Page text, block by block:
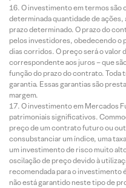
O investimento em termos são
determinada quantidade de ações,
prazo determinado. O prazo do
pelos investidores, obedecendo o
dias corridos. O preço será o valor
correspondente aos juros – que
função do prazo do contrato. Toda
garantia. Essas garantias são
margem.
O investimento em Mercados
patrimoniais significativos.
preço de um contrato futuro ou
consubstanciar um índice, uma
um investimento de risco muito
oscilação de preço devido à
recomendada para o investimento
não está garantido neste tipo de